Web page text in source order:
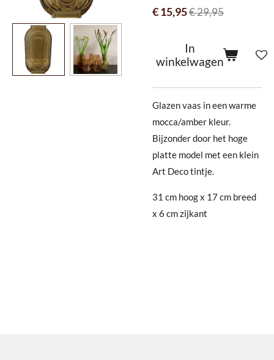
€ 15,95€ 29,95
In
winkelwagen
Glazen vaas in een warme
mocca/amber kleur.
Bijzonder door het hoge
platte model met een klein
Art Deco tintje.
31 cm hoog x 17 cm breed
x 6 cm zijkant